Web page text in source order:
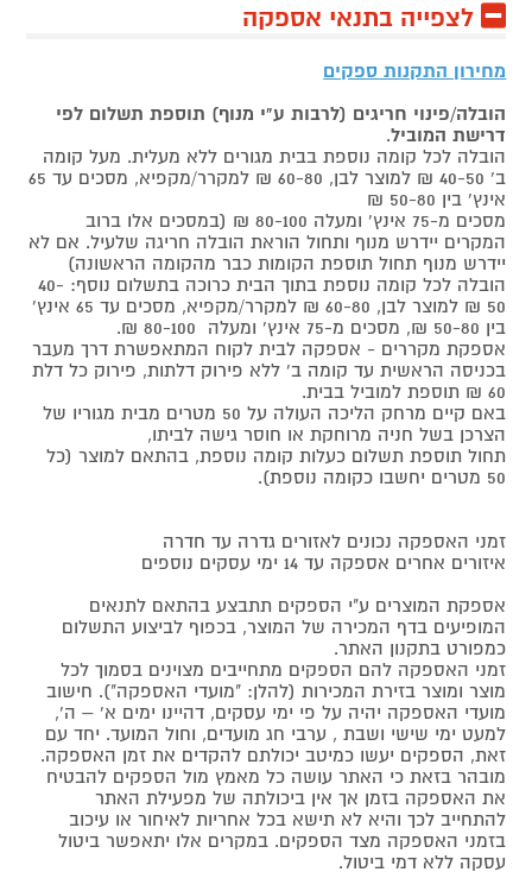
לצפייה בתנאי אספקה
מחירון התקנות ספקים
הובלה/פינוי חריגים (לרבות ע"י מנוף) תוספת תשלום לפי
דרישת המוביל.
הובלה לכל קומה נוספת בבית מגורים ללא מעלית. מעל קומה
ב' 40-50 ₪ למוצר לבן, 60-80 ₪ למקרר/מקפיא, מסכים עד 65
אינץ' בין 50-80 ₪
מסכים מ-75 אינץ' ומעלה 80-100 ₪ (במסכים אלו ברוב
המקרים יידרש מנוף ותחול הוראת הובלה חריגה שלעיל. אם לא
יידרש מנוף תחול תוספת הקומות כבר מהקומה הראשונה)
הובלה לכל קומה נוספת בתוך הבית כרוכה בתשלום נוסף: 40-
50 ₪ למוצר לבן, 60-80 ₪ למקרר/מקפיא, מסכים עד 65 אינץ'
בין 50-80 ₪, מסכים מ-75 אינץ' ומעלה 80-100 ₪.
אספקת מקררים - אספקה לבית לקוח המתאפשרת דרך מעבר
בכניסה הראשית עד קומה ב' ללא פירוק דלתות, פירוק כל דלת
60 ₪ תוספת למוביל בבית.
באם קיים מרחק הליכה העולה על 50 מטרים מבית מגוריו של
הצרכן בשל חניה מרוחקת או חוסר גישה לביתו,
תחול תוספת תשלום כעלות קומה נוספת, בהתאם למוצר (כל
50 מטרים יחשבו כקומה נוספת).
זמני האספקה נכונים לאזורים גדרה עד חדרה
איזורים אחרים אספקה עד 14 ימי עסקים נוספים
אספקת המוצרים ע"י הספקים תתבצע בהתאם לתנאים
המופיעים בדף המכירה של המוצר, בכפוף לביצוע התשלום
כמפורט בתקנון האתר.
זמני האספקה להם הספקים מתחייבים מצוינים בסמוך לכל
מוצר ומוצר בזירת המכירות (להלן: "מועדי האספקה"). חישוב
מועדי האספקה יהיה על פי ימי עסקים, דהיינו ימים א' – ה',
למעט ימי שישי ושבת , ערבי חג מועדים, וחול המועד. יחד עם
זאת, הספקים יעשו כמיטב יכולתם להקדים את זמן האספקה.
מובהר בזאת כי האתר עושה כל מאמץ מול הספקים להבטיח
את האספקה בזמן אך אין ביכולתה של מפעילת האתר
להתחייב לכך והיא לא תישא בכל אחריות לאיחור או עיכוב
בזמני האספקה מצד הספקים. במקרים אלו יתאפשר ביטול
עסקה ללא דמי ביטול.